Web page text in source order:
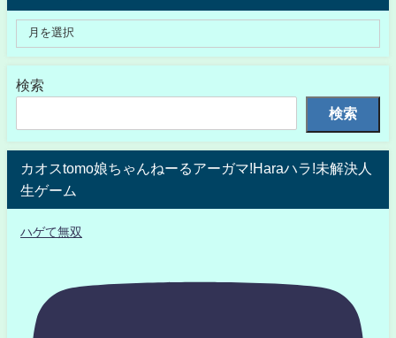
検索
検索
カオスtomo娘ちゃんねーるアーガマ!Haraハラ!未解決人
生ゲーム
ハゲて無双